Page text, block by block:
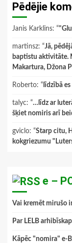
Pēdējie
Janis Karklins: “
martinsz: “Jā,
baptistu aktivitāte.
Makartura, Džona
Roberto: “ līdzībā
talyc: “…līdz ar
šķiet nomiris arī
gviclo: “Starp citu,
kokgriezumu
e –
Vai kremēt mirušo
Par LELB
Kāpēc "nomira" e-